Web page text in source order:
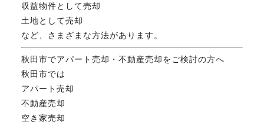
収益物件として売却
土地として売却
など、さまざまな方法があります。
秋田市でアパート売却・不動産売却をご検討の方へ
秋田市では
アパート売却
不動産売却
空き家売却